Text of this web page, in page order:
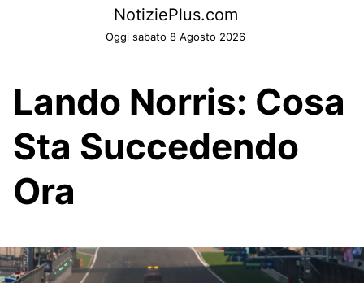
NotiziePlus.com
Oggi sabato 8 Agosto 2026
Lando Norris: Cosa
Sta Succedendo
Ora